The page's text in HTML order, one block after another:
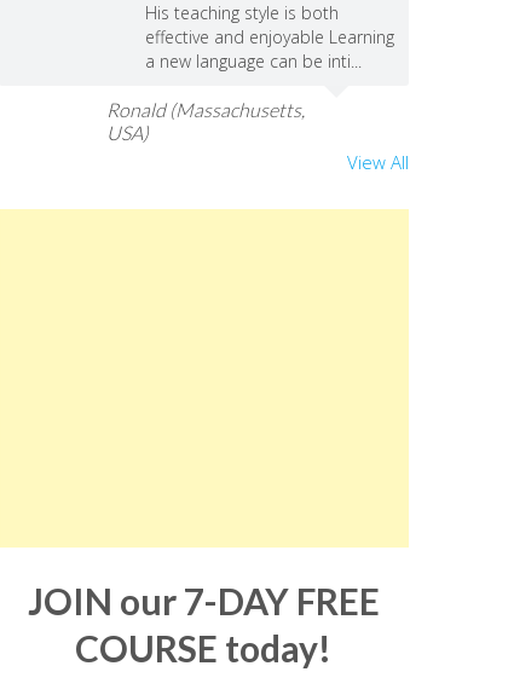
His teaching style is both
effective and enjoyable Learning
a new language can be inti...
Ronald (Massachusetts,
USA)
View All
JOIN our 7-DAY FREE
COURSE today!